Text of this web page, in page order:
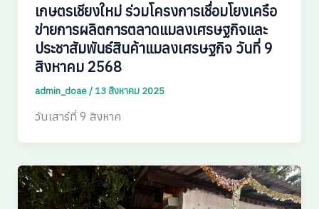
เกษตรเชียงใหม่ ร่วมโครงการเชื่อมโยงเครือ
ข่ายการผลิตการตลาดแมลงเศรษฐกิจและ
ประชาสัมพันธ์สินค้าแมลงเศรษฐกิจ วันที่ 9
สิงหาคม 2568
admin_doae/ 13 สิงหาคม 2025
วันเสาร์ที่ 9 สิงหาค